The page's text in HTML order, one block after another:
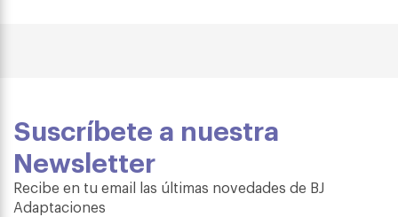
Suscríbete a nuestra
Newsletter
Recibe en tu email las últimas novedades de BJ
Adaptaciones